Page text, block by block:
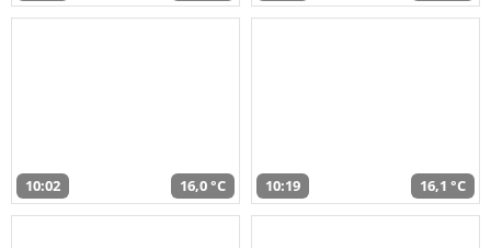
10:02 16,0 °C 10:19 16,1 °C